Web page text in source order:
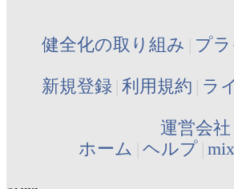
健全化の取り組み プ
新規登録 利用規約 ラ
運営会社
ホーム ヘルプ